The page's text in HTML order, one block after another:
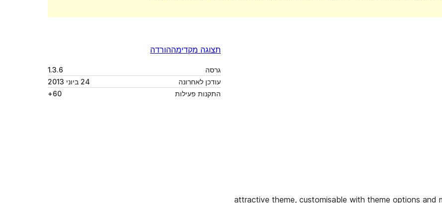
תצוגה מקדימההורדה
גרסה
1.3.6
עודכן לאחרונה
24 ביוני 2013
התקנות פעילות
60+
attractive theme, customisable with theme options